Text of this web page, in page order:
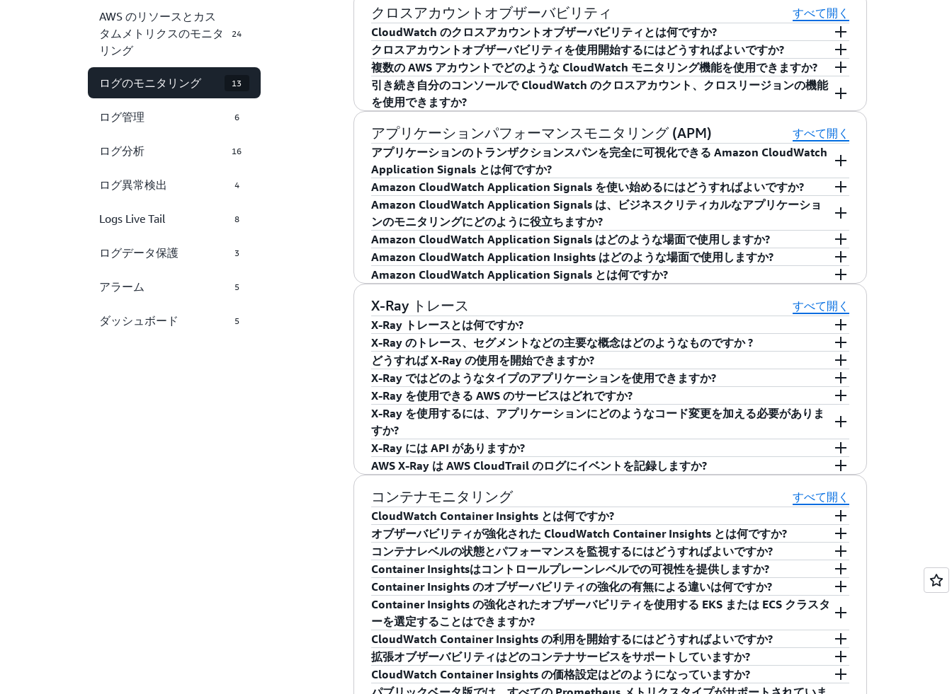
AWS のリソースとカス
タムメトリクスのモニタ
リング
24
ログのモニタリング 13
ログ管理 6
ログ分析 16
ログ異常検出 4
Logs Live Tail 8
ログデータ保護 3
アラーム 5
ダッシュボード 5
Cloud」(EC2) 詳細セクションでレポートされる一方、CloudWatch Logs および CloudWatch
Dashboards の料金は「CloudWatch」詳細セクションでレポートされていました。お客様の毎
月の AWS CloudWatch 使用状況および請求につきまして、統合と簡素化を推進するため、
CloudWatch Metrics、Alarms、API の使用料金はお客様の請求書の「EC2」セクションから
「CloudWatch」セクションに移動され、お客様の CloudWatch モニタリング料金はすべて
「CloudWatch」セクションに統合されることになります。これはお客様の AWS 請求総額には
影響しません。お客様の請求書、ならびにコストと使用状況のレポートにおいて、
CloudWatch の料金が 1 つのセクションに表示されるよう簡素化が図られました。
さらに、CloudWatch には「Estimated Charges」(見積料金) という名前の請求メトリクスがあ
りますが、これは「Total Estimated Charge」(合計見積料金) として、または「By Service」(サ
ービス別) に細分化して確認できます。「Total Estimated Charge」(合計見積料金) メトリクス
は変動しません。ただし、ServiceName が「AmazonEC2」であるディメンション、ならびに
ServiceName が「AmazonCloudWatch」であるディメンションにつきましては、サービス別に
細分化した「EstimatedCharges」(見積料金) メトリクスは変動します。請求が統合されたこと
で、お客様の AmazonEC2 請求メトリクスが減少し AmazonCloudWatch 請求メトリクスが増
加する場合がありますが、これは使用料金および請求額が EC2 から CloudWatch に移動したこ
り込んだログデータの量に対して課金されます。
いいえ。クエリが失敗した場合は課金されません。
クロスアカウントオブザーバビリティ
すべて開く
CloudWatch のクロスアカウントオブザーバビリティとは何ですか?
CloudWatch のクロスアカウントオブザーバビリティは、リージョン内の複数のアカウントに
またがるアプリケーションのモニタリングやトラブルシューティングを実行できる機能です。
クロスアカウントオブザーバビリティを使用すれば、アカウントの境界を気にすることなく、
シームレスにメトリクス、ログ、トレースを検索、可視化、分析することができます。アプリ
ケーションのクロスアカウント集計ビューから始めて、エラーが発生しているリソースを視覚
的に特定し、関連するトレース、メトリクス、ログを深く掘り下げて、問題の根本原因を突き
止めることができます。クロスアカウントモニタリングによって可能になるシームレスなクロ
スアカウントデータアクセスとナビゲーションは、問題のトラブルシューティングに必要な手
作業を減らし、解決のための貴重な時間を節約するのに役立ちます。クロスアカウントオブザ
ーバビリティは CloudWatch の統合されたオブザーバビリティの追加機能です。
クロスアカウントオブザーバビリティを使用開始するにはどうすればよいですか?
クロスアカウントオブザーバビリティでは、2 つの新しいアカウントの概念を導入していま
す。「モニタリングアカウント」は、他のアカウント間で生成されたオブザーバビリティデー
タを表示し、やりとりできる中央の AWS アカウントです。「ソースアカウント」は、その中
に存在するリソースのオブザーバビリティデータを生成する個々の AWS アカウントです。モ
ニタリングアカウントとソースアカウントを特定したら、モニタリングアカウントと共有する
テレメトリデータを選択して、クロスアカウントモニタリングの設定を完了します。数分で簡
単にセントラルモニタリングアカウントを設定でき、そこから多くの関連アカウントまたは
AWS 組織全体にデプロイされたアプリケーションのヘルスとパフォーマンスを完全に把握す
ることができます。CloudWatch のクロスアカウントオブザーバビリティにより、サービスの
可用性に影響を与える可能性のあるアプリケーション間の依存関係を俯瞰し、問題をプロアク
ティブに特定して、解決までの平均時間を短縮したトラブルシューティングを実行できます。
複数の AWS アカウントでどのような CloudWatch モニタリング機能を使用できますか?
クロスアカウントオブザーバビリティを使用すれば、複数アカウントにわたって保存されたロ
ググループを中央のビューから検索したり、複数のアカウントで Logs Insights クエリを実行
したり、Live Tail 分析を実行したり、ログエントリを生成している上位 N 人の貢献者を特定す
るためにアカウント間で貢献者インサイトルールを作成したりできます。メトリクス検索を利
用して、多くのアカウントのメトリクスを統合ビューに可視化したり、他のアカウントのメト
リクスを評価するアラームを作成して異常やトレンドを形成する問題を通知したり、集中ダッ
シュボードで可視化したりすることができます。また、この機能を使用して、AWS リージョ
ン内の複数の AWS アカウントにまたがるメトリクスを含む、単一のクロスアカウントメトリ
クスストリームを設定することもできます。クロスアカウントオブザーバビリティにより、
ServiceLens を使用してクロスアカウントアプリケーションのインタラクティブマップを表示
し、関連するメトリクス、ログ、トレースの詳細をワンステップで確認することも可能です。
引き続き自分のコンソールで CloudWatch のクロスアカウント、クロスリージョンの機能
を使用できますか?
CloudWatch のクロスアカウントモニタリングとクロスアカウントクロスリージョン機能は、
どちらも CloudWatch コンソールで利用できるようになります。CloudWatch でクロスアカウ
ントの観測性を設定すると、クロスアカウント、クロスリージョンのドロップダウンメニュー
はコンソールから削除されます。CloudWatch のクロスアカウントオブザーバビリティエクス
ペリエンスは、一度に 1 つのリージョン内で利用可能であることに注意してください。クロス
アカウント、クロスリージョン機能は、IAM ロールを通して組織全体のテレメトリにアクセス
することができます。CloudWatch のクロスアカウントオブザーバビリティは、アクセスポリ
シーを定義するために Observability Access Manager API を使用します。詳細については、ド
キュメントを参照してください。
アプリケーションパフォーマンスモニタリング (APM)
すべて開く
アプリケーションのトランザクションスパンを完全に可視化できる Amazon CloudWatch
Application Signals とは何ですか?
Amazon CloudWatch では、アプリケーションのトランザクションスパンを完全に可視化でき
るため、開発者はあらゆる規模で、高機能な検索および分析機能を利用できるようになりま
す。この包括的なソリューションは、サンプリングにとどまらず、トランザクション関連のビ
ジネスインパクトとアプリケーションのパフォーマンスを迅速に結び付けることができます。
CloudWatch は、すぐに使用できる分析機能と視覚化機能により、アプリケーションのトラン
ザクション全体の状態とパフォーマンスに関する分析情報を即座に提供します。チームは、
CloudWatch Application Signals とシームレスに統合されたこの機能を使用して、アプリケー
ションの監視、トラブルシューティング、最適化を簡単かつ効率的に実行できるようになりま
す。
Amazon CloudWatch Application Signals を使い始めるにはどうすればよいですか?
Application Signals を使用するには、CloudWatch 用 AWS マネジメントコンソールで有効にす
るか、Amazon EKS クラスターなどの AWS リソースで CloudWatch を有効にします。アプリ
ケーションの導入は Amazon CloudWatch エージェントに含まれています。アプリケーション
サービス、サービス用 API、依存関係は、概要ビューとアプリケーションマップで検出および
可視化されます。アプリケーションマップは、アカウントやリージョン間の構成と関係に基づ
いて、監視対象アプリケーションと監視対象外アプリケーションを自動的に検出してグループ
化します。ビジネスへの影響と重要性を反映するために、標準アプリケーションメトリクス、
リアルユーザーモニター、または合成モニターでサービスレベル目標 (SLO) を数回のクリック
で作成できます。自動運用監査と変更履歴を活用すると、トラブルシューティングが容易にな
ります。追加料金はありません。コンソールの「Enable more APM」ビューには、監視対象リ
ソースと監視対象外リソースが表示されます。これにより、お客様はアプリケーションの可視
性を徐々に高めることができます。CloudWatch の設定を使用して、重要なサービスのトレー
スサンプリングを増やし、支払い注文などの重要なトランザクションの例をより多くキャプチ
ャできます。外部の可用性モニタリングまたはUIワークフローを追加するには、合成 Canary
を追加します。クライアントの可視性を追加するには、WebアプリケーションでRUMテレメト
リを有効にします。アプリケーションのトランザクションスパンを完全に可視化できる
Application Signals の使用を開始するには、
Amazon CloudWatch Application Signals は、ビジネスクリティカルなアプリケーショ
ンのモニタリングにどのように役立ちますか?
Amazon CloudWatch Application Signals は、EKS で実行されている住宅ローン支払い処理シ
ステムなどのアプリケーションサービスを検出し、API (ユーザーの追加、注文、支払いなど)
のボリューム、レイテンシー、エラー、障害および依存関係 (アプリケーションサービス間、
AWS サービス、または外部エンドポイントへの呼び出しなど) に関する標準アプリケーション
メトリクスセットを生成します。お客様は、サービスレベル目標を定義することで、アプリケ
ーションサービス、API、依存関係のビジネスへの影響と重要性を反映できます。CloudWatch
用 AWS マネジメントコンソールに導入された新しいアプリケーション中心のオブザーバビリ
ティビューは、SLO に対するアプリケーションの状態を要約し、根本原因を迅速に特定するた
めのドリルダウン機能を提供します。
Amazon CloudWatch Application Signals はどのような場面で使用しますか?
Application Signalsを使用すると、統合されたアプリケーションパフォーマンス監視が可能に
なります。統合監視により、ビジネスクリティカルなアプリケーションに優先順位を付けなが
ら、アプリケーションのテレメトリを自動的に収集して関連付けることができます。また、ア
ラーム、トレース、イベントデータを活用して自動アクションを実行し、問題からの回復にか
かる時間 (MTTR) を短縮することもできます。Amazon EKS、Amazon EC2、Amazon ECS、デ
ータベース、コンポーネント、またはオンプレミスリソースで実行されているアプリケーショ
ンをモニタリングしたい。モニタリングするリソースを指定し、手動設定なしで CloudWatch
コンソールで Amazon EKS のアプリケーションシグナルを有効にするだけです。その他すべて
のアプリケーション環境では、CloudWatch Agent を迅速にデプロイして、アプリケーション
のモニタリングを開始できます。アプリケーションシグナルを使用すると、ビジネスと運用の
KPIに合わせたSLOを作成、測定、追跡できます。SLOは、重要なアプリケーションの管理、可
用性の向上、ダウンタイムの短縮、一貫した顧客体験の実現に不可欠です。すべてのアプリケ
ーションを包括的に把握し、アプリケーションのパフォーマンスを管理できる機能が必要で
す。すべてのアプリケーション、サービス、テレメトリデータとともに、あらかじめ構築さ
れ、標準化された自動ダッシュボードを活用できます。これらの視覚化機能により、ボリュー
ム、可用性、レイテンシー、アプリケーションに影響を与えるエラーなどのメトリックをすば
やくスキャンしてアクセスできます。Application Signals サービスマップを使用すると、トレ
ース、API、コンピューティングリソースを詳しく調べて、アプリケーションの問題の根本原
因を包括的に把握できます。Amazon CloudWatch RUM と Amazon CloudWatch Synthetics を
アプリケーションシグナルに統合することで、ユーザーデータをリアルタイムで表示し、カナ
リアデータを 1 つのビューに表示できます。これは、エンドユーザーに影響を与える前に、コ
ード、依存関係、ホスティング環境の根本原因を迅速に特定する必要がある場合に重要です。
Amazon CloudWatch Application Insights はどのような場面で使用しますか?
CloudWatch アプリケーションインサイトは、Amazon EC2インスタンスと他のアプリケーシ
ョンリソースを使用するアプリケーションをモニタリングするのに役立ちます
。アプリケーシ
ョンリソースとテクノロジースタック (Microsoft SQL Server データベース、Web (IIS)、アプリ
ケーションサーバー、OS、ロードバランサー、キューなど) 全体の主要なメトリックス、ロ
グ、アラームを識別して設定します。メトリクスとログを継続的に監視して、異常とエラーを
検出して関連付けます。エラーや異常が検出されると、アプリケーションインサイトは、通知
の設定やアクションの実行に使用できる CloudWatch イベントを生成します。検出された問題
に関する自動ダッシュボードがトラブルシューティング用に作成されます。ダッシュボードに
は、相関関係のある指標の異常やログエラーが含まれ、潜在的な根本原因を特定するための情
報を得ることもできます。
Amazon CloudWatch Application Signals とは何ですか?
Amazon CloudWatch Application Signals は、標準化されたアプリケーションメトリクスと、
CloudWatch 用 AWS マネジメントコンソールに導入されたアプリケーション中心のオブザー
バビリティビューにより、Amazon CloudWatch を拡張します。カスタム導入を記述しなくて
も開始できます。新しいビューでは、アプリケーションの状態の概要が示されるため、ビジネ
スへの影響の判断や優先順位付けに役立ちます。また、詳細を確認して根本原因を迅速に特定
できます。
Application Signals をユーザーが有効にすると、アプリケーションのトランザクションスパン
が完全に可視化され、あらゆる規模で高機能な検索および分析エクスペリエンスを利用できる
ようになります。この包括的なソリューションは、サンプリングにとどまらず、トランザクシ
ョン関連のビジネスインパクトとアプリケーションのパフォーマンスを迅速に結び付けること
ができます。CloudWatch は、すぐに使用できる分析機能と視覚化機能により、アプリケーシ
ョンのトランザクション全体の状態とパフォーマンスに関する分析情報を即座に提供します。
この機能により、チームはアプリケーションのモニタリング、トラブルシューティング、最適
化を簡単かつ効率的に実行できるようになります。
X-Ray トレース
すべて開く
X-Ray トレースとは何ですか?
X-Ray トレースは、開発者による本番環境や分散アプリケーションの分析とデバッグに役立ち
ます。また、アプリケーションを通過するリクエストをエンドツーエンドで把握できます。
X-Ray を使用すると、以下の作業を簡単に行えます。
サービスマップの作成: X-Ray はリクエストを追跡して、使用中のサービスをマッピング
し、アベイラビリティーゾーンまたはリージョン間の接続、依存関係ツリー、問題を表示
します。
エラーとバグの特定: X-Ray は応答コードを分析して自動的にバグを特定し、再現させるこ
となく簡単にデバッグできるようにします。
カスタム分析および視覚化アプリの構築: X-Ray のクエリ API を使用すると、記録したデー
タを活用するアプリを作成できます。
X-Ray のトレース、セグメントなどの主要な概念はどのようなものですか ?
リクエストと同じトレース ID を共有するデータポイントのセットが、アプリケーションサー
ビスを経由します。
セグメント: システム定義データおよびユーザー定義データを含む、分散アプリケーション
の単一コンポーネントをカプセル化するデータです。
注釈: セグメントに関連付けられたシステム定義のデータまたはユーザー定義のデータで
エラー:メッセージ、スタックトレース、ソースの詳細など、エラーが発生した呼び出しの
セグメントに関するシステムの注釈です。
サンプリング: X-Ray は、パフォーマンスと費用対効果の観点から、すべてのリクエストで
はなく、統計的に有意な数のリクエストのデータを収集します。
X-Ray デーモン: トレースを収集して X-Ray に送信するサービスで、API を直接使用する場
合に比べて処理が簡略化されます。
どうすれば X-Ray の使用を開始できますか?
X-Ray を使い始めるには、アプリケーションに X-Ray 言語 SDK を組み込み、X-Ray デーモン
をインストールします。詳細については、X-Rayユーザーガイドを参照してください。
X-Ray ではどのようなタイプのアプリケーションを使用できますか?
X-Ray では、あらゆるサイズの分散アプリケーションを使用して、同期リクエストと非同期イ
ベントの両方を追跡してデバッグすることができます。例えば、ウェブアプリケーションに対
するウェブリクエストや、 Amazon SQS キューを使用した非同期イベントなどを追跡できま
す。
X-Ray を使用できる AWS のサービスはどれですか?
X-Ray は、EC2、ECS、Lambda、Amazon SQS、Amazon SNS、Elastic Beanstalk で実行中のア
プリケーションで使用できます。また、X-Ray SDK では、AWS SDK を使用して、AWS のサー
ビスに対する API コールのメタデータが自動的に取得されます。さらに、X-Ray SDK には、
MySQL ドライバーおよび PostgreSQL ドライバー用のアドオンも用意されています。
X-Ray を使用するには、アプリケーションにどのようなコード変更を加える必要がありま
すか?
Elastic Beanstalk を使用している場合は、言語固有の X-Ray ライブラリをアプリケーションコ
ードに含める必要があります。EC2 や ECS など、他の AWS サービスで実行されているアプリ
ケーションの場合は、X-Ray デーモンをインストールし、アプリケーションコードを導入する
必要があります。
X-Ray には API がありますか?
はい。X-Ray にはリクエストデータの取り込み、追跡のクエリ、サービスの設定を行う API セ
ットが用意されています。X-Ray API を使用すると、X-Ray で用意されているものに加えて、
分析と可視化のためのアプリケーションを構築することができます。
AWS X-Ray は AWS CloudTrail のログにイベントを記録しますか?
はい。X-Ray はすべての API コールを管理イベントとして記録します。また、追跡される呼び
出しはデータイベントとして記録されます。これには、PutTraceSegments や
GetTimeSeriesServiceStatistics などの API が含まれます。データイベントはデフォルトでは記
録されません。データイベントを記録するには、CloudTrail の証跡またはイベントデータスト
アでイベントを収集するように設定する必要があります。
コンテナモニタリング
すべて開く
CloudWatch Container Insights とは何ですか?
CloudWatch Container Insights は、Amazon ECS、Amazon EKS、Amazon EC2 上の
Kubernetes プラットフォーム、AWS Fargate (Amazon ECS と Amazon EKS 両方) で実行され
る、コンテナ化されたアプリケーションおよびマイクロサービス由来のメトリクスとログの収
集、集計、要約を実行します。Container Insights は、CPU、メモリ、ディスク、ネットワーク
メトリクスなどのコンテナメトリクスを直ちに収集し、コンテナの再起動エラーなどのより詳
細な診断情報を提供するため、問題の特定と迅速な解決に役立ちます。Container Insights
は、自動ダッシュボードでコンテナのオブザーバビリティを提供し、アプリケーションの状態
とパフォーマンスを簡単にモニタリングできるようにします。Container Insights メトリクス
に CloudWatch アラームを設定して、アプリケーションのパフォーマンスに影響が生じる前に
オブザーバビリティが強化された CloudWatch Container Insights とは何ですか?
オブザーバビリティが強化された Container Insights が、EC2 の Amazon Elastic Kubernetes
Service (Amazon EKS)、EC2 の Amazon Elastic Container Service (Amazon ECS)、Fargate の
ECS で利用できるようになりました。オブザーバビリティが強化されたことにより、コンテナ
レベルの ECS および EKS のパフォーマンスメトリクス、EKS Kube 状態メトリクス、EKS コン
トロールプレーンメトリクスなどの詳細なメトリクスが直ちに提供され、さまざまなコンテナ
レイヤーの詳細を視覚的に確認して、個々のコンテナにおけるメモリリークなどの問題を簡単
に特定できます。Container Insights では、リソースを大量に消費しているコンテナレイヤー
のリストが表示されるようになりました。これにより、アラームをまだ設定していなくても、
コンテナレベルの状態とパフォーマンスを監視するにはどうすればよいですか?
オブザーバビリティが強化された Container Insights により、Amazon EKS および Amazon
ECS コンテナレイヤーを視覚的に掘り下げ、個々のコンテナのメモリリークなどの問題を簡単
に特定できるため、解決までの平均時間を短縮できます。 オブザーバビリティが強化されて
いるため、コンテナレベルの可視性の利点をすぐに活用できます。オブザーバビリティを強化
するには、Amazon CloudWatch Container Insights のドキュメントに記載されているステップ
に従ってください。
Container Insightsはコントロールプレーンレベルでの可視性を提供しますか?
はい。Amazon Elastic Kubernetes Service (EKS) のオブザーバビリティが強化されたコンテナ
インサイトを使用すると、コントロールプレーンのステータスをモニタリングできます。これ
を使用して、自動スケーリングの状態を把握し、自動テスト機能などでテストクラスターのラ
イフサイクルを計画できます。
Container Insights のオブザーバビリティの強化の有無による違いは何ですか?
Amazon CloudWatch Container Insights の強化されたオブザーバビリティはオプション機能で
す。稼働状況とパフォーマンスに関する詳細なメトリクスを、設定なしですぐに利用できるよ
うになりました。これにより、コンテナレベルの ECS および EKS パフォーマンスメトリク
ス、EKS Kube-state メトリクス、EKS コントロールプレーンメトリクスなどを利用できるよう
になり、より迅速に問題を分離してトラブルシューティングできます。 オブサーバビリティ
Container Insights の強化されたオブザーバビリティを使用する EKS または ECS クラスタ
ーを選定することはできますか?
はい。Container Insights は、クラスターごとにオブザーバビリティの強化の有無を設定でき
ます。EKS の場合、クラスター情報ビューの [アドオン] タブを使用してクラスターを作成し
た後に、CloudWatch Observability アドオンをインストールすることで、クラスターのオブザ
CloudWatch Container Insights の利用を開始するにはどうすればよいですか?
CloudWatch Observability アドオンを EKS クラスターにインストールするか、ECS をクラスタ
ーまたはアカウントレベルでオプトインすることで、コンテナやクラスター由来の詳細なパフ
拡張オブザーバビリティはどのコンテナサービスをサポートしていますか?
オブザーバビリティが強化されたコンテナインサイトは、EC2 で実行されている Amazon
CloudWatch Container Insights の価格設定はどのようになっていますか?